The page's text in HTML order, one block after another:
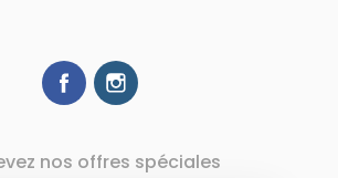
FacebookInstagram
nos offres spéciales